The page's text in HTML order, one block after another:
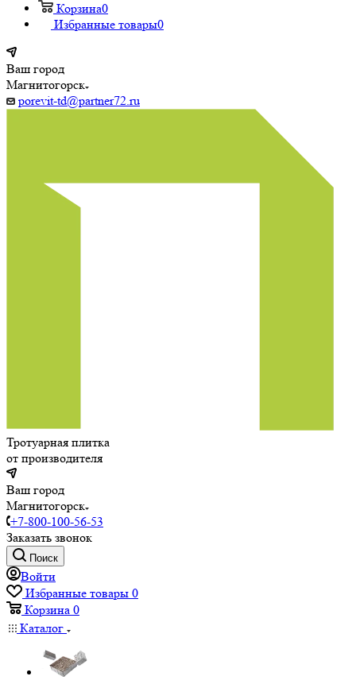
Корзина0
Избранные товары0
Ваш город
Магнитогорск
porevit-td@partner72.ru
Тротуарная плитка
от производителя
Ваш город
Магнитогорск
+7-800-100-56-53
Заказать звонок
Поиск
Войти
Избранные товары 0
Корзина 0
Каталог